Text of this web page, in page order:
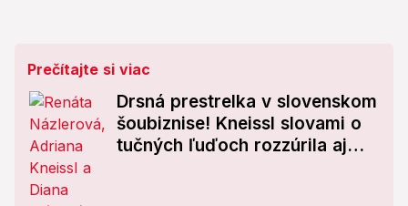
Prečítajte si viac
Drsná prestrelka v slovenskom
šoubiznise! Kneissl slovami o
tučných ľuďoch rozzúrila aj